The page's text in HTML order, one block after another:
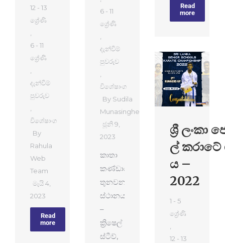
Read
more
6 - 11
ශ්‍රේණි
දැන්වීම්
පුවරුව
විශේෂාංග
By Sudila
Munasinghe
ජූනි 9,
2023
කාතා
කණ්ඩායම
තුනවන
ස්ථානය
–
ක්‍රිෂෙල්
ස්ටීව්,
12 - 13
ශ්‍රේණි
6 - 11
ශ්‍රේණි
දැන්වීම්
පුවරුව
විශේෂාංග
By
Rahula
Web
Team
මැයි 4,
2023
Read
more
ශ්‍රී ලංකා
ල් කරාටේ
ය –
2022
1 - 5
ශ්‍රේණි
12 - 13